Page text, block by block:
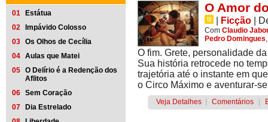
01
Estátua
02
Impávido Colosso
03 Os Olhos de Cecília
04 Aulas que Matei
05 O Delírio é a Redenção dos
Aflitos
06 Sem Coração
07
Dia Estrelado
O Amor
Ficção
Com Claudio
Pedro Domingues
O fim. Grete, personalidade
Sua história retrocede no
trajetória até o instante em
o Circo Máximo e aventurar-
Veja Detalhes Comentários